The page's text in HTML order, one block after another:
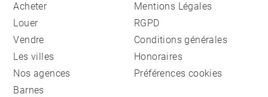
Acheter
Louer
Vendre
Les villes
Nos agences
Barnes
Mentions Légales
RGPD
Conditions générales
Honoraires
Préférences cookies